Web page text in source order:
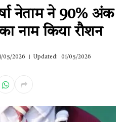
नेताम ने 90% अंक
नाम किया रौशन
05/2026 Updated: 01/05/2026